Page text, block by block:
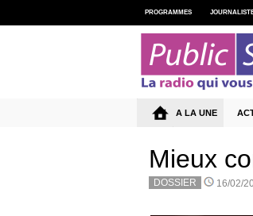
Mieux
DOSSIER 16/02/
PROGRAMMES
A LA UNE